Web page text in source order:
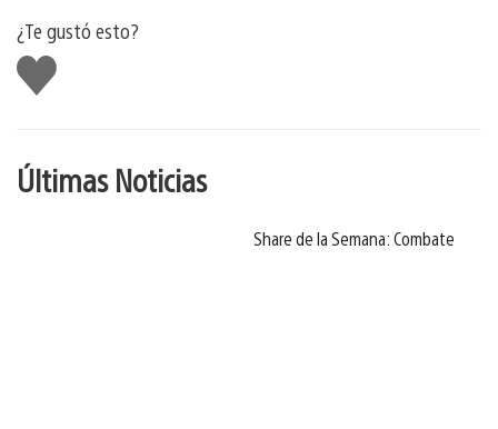
¿Te gustó esto?
Me
gusta
Últimas Noticias
Share de la Semana: Combate